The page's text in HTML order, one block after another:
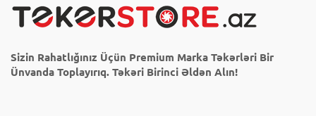
Sizin Rahatlığınız Üçün Premium Marka Təkərləri Bir
Ünvanda Toplayırıq. Təkəri Birinci Əldən Alın!